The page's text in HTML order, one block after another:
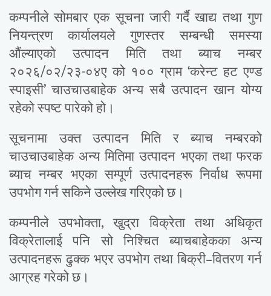
कम्पनीले सोमबार एक सूचना जारी गर्दै खाद्य तथा गुण
नियन्त्रण कार्यालयले गुणस्तर सम्बन्धी समस्या
औंल्याएको उत्पादन मिति तथा ब्याच नम्बर
२०२६/०२/२३-०४ए को १०० ग्राम ‘करेन्ट हट एण्ड
स्पाइसी’ चाउचाउबाहेक अन्य सबै उत्पादन खान योग्य
रहेको स्पष्ट पारेको हो।
सूचनामा उक्त उत्पादन मिति र ब्याच नम्बरको
चाउचाउबाहेक अन्य मितिमा उत्पादन भएका तथा फरक
ब्याच नम्बर भएका सम्पूर्ण उत्पादनहरू निर्वाध रूपमा
उपभोग गर्न सकिने उल्लेख गरिएको छ।
कम्पनीले उपभोक्ता, खुद्रा विक्रेता तथा अधिकृत
विक्रेतालाई पनि सो निश्चित ब्याचबाहेकका अन्य
उत्पादनहरू ढुक्क भएर उपभोग तथा बिक्री–वितरण गर्न
आग्रह गरेको छ।